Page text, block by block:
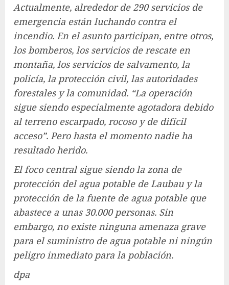
Actualmente, alrededor de 290 servicios de
emergencia están luchando contra el
incendio. En el asunto participan, entre otros,
los bomberos, los servicios de rescate en
montaña, los servicios de salvamento, la
policía, la protección civil, las autoridades
forestales y la comunidad. “La operación
sigue siendo especialmente agotadora debido
al terreno escarpado, rocoso y de difícil
acceso”. Pero hasta el momento nadie ha
resultado herido.
El foco central sigue siendo la zona de
protección del agua potable de Laubau y la
protección de la fuente de agua potable que
abastece a unas 30.000 personas. Sin
embargo, no existe ninguna amenaza grave
para el suministro de agua potable ni ningún
peligro inmediato para la población.
dpa